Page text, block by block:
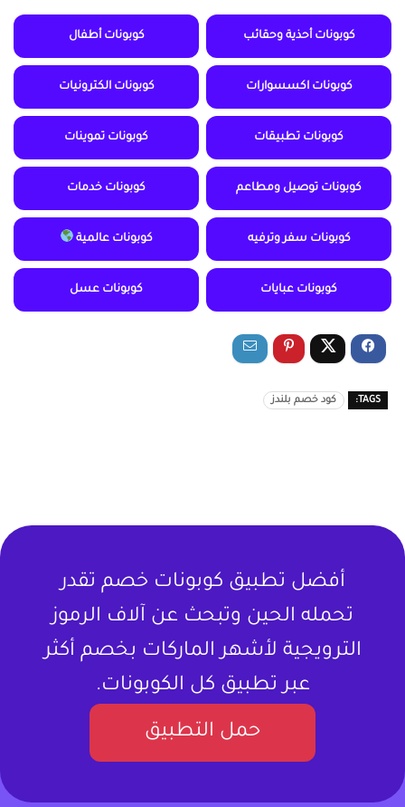
كوبونات أحذية وحقائب كوبونات أطفال
كوبونات اكسسوارات كوبونات الكترونيات
كوبونات تطبيقات كوبونات تموينات
كوبونات توصيل ومطاعم كوبونات خدمات
كوبونات سفر وترفيه كوبونات عالمية
كوبونات عبايات كوبونات عسل
TAGS: كود خصم بلندز
أفضل تطبيق كوبونات خصم تقدر
تحمله الحين وتبحث عن آلاف الرموز
الترويجية لأشهر الماركات بخصم أكثر
عبر تطبيق كل الكوبونات.
حمل التطبيق